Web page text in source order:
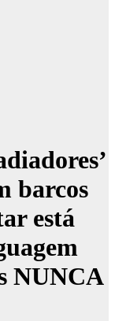
barcos
está
NUNCA